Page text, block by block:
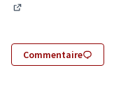
Commentaire